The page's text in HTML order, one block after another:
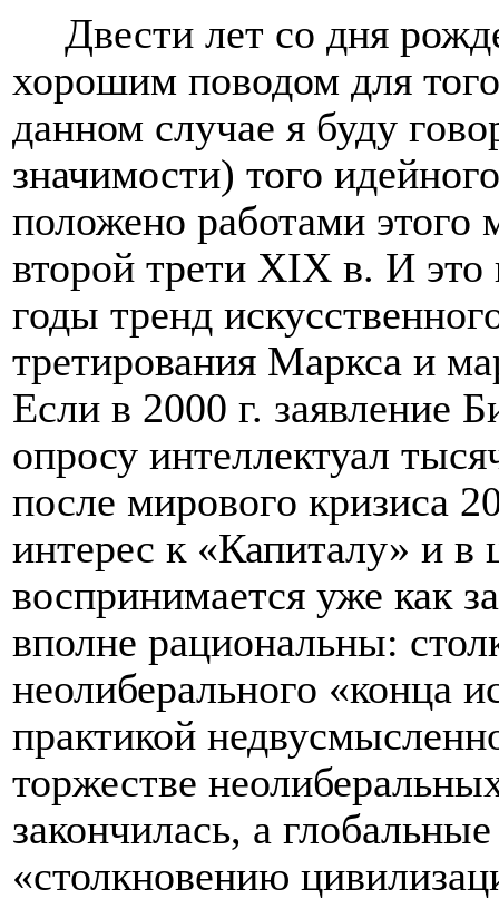
Двести лет со дня
хорошим поводом для
данном случае я буду
значимости) того
положено работами этого
второй трети XIX в. И это
годы тренд
третирования Маркса и
Если в 2000 г. заявление
опросу интеллектуал
после мирового кризиса
интерес к «Капиталу» и в
воспринимается уже как
вполне рациональны:
неолиберального «конца
практикой
торжестве
закончилась, а
«столкновению